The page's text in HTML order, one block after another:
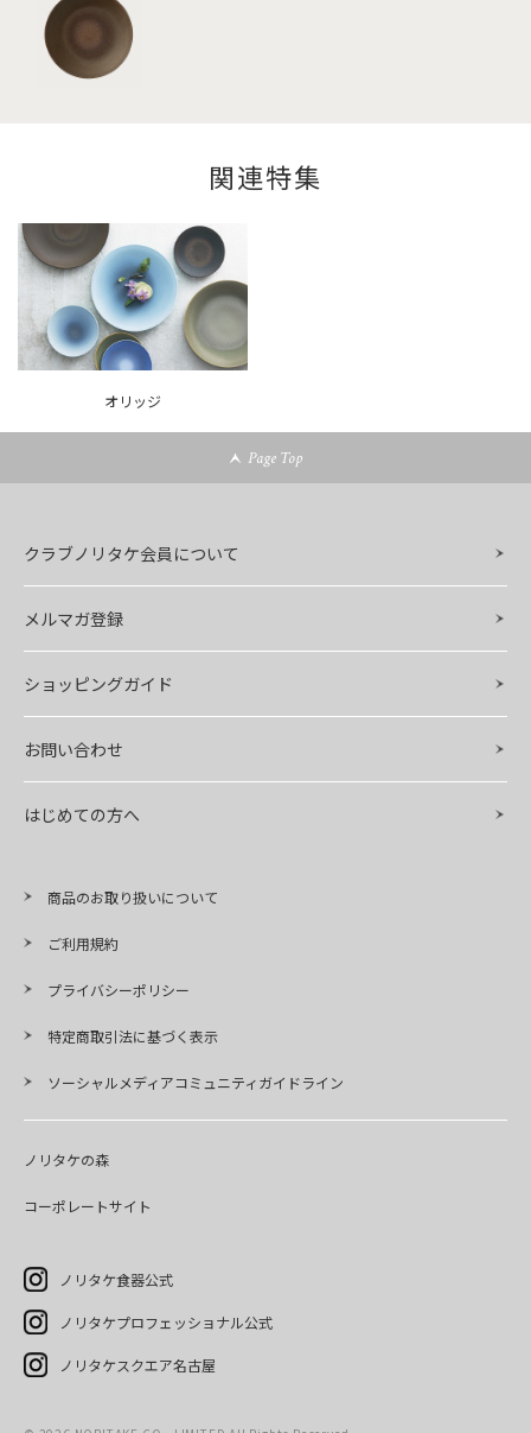
関連特集
オリッジ
Page Top
クラブノリタケ会員について
メルマガ登録
ショッピングガイド
お問い合わせ
はじめての方へ
商品のお取り扱いについて
ご利用規約
プライバシーポリシー
特定商取引法に基づく表示
ソーシャルメディアコミュニティガイドライン
ノリタケの森
コーポレートサイト
ノリタケ食器公式
ノリタケプロフェッショナル公式
ノリタケスクエア名古屋